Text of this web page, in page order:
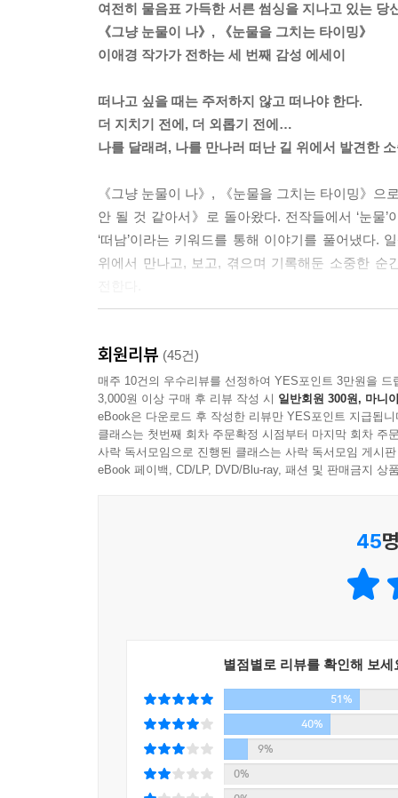
소소한 일상의 소리가 독주를 마치면 아침의 소
진다는 것. 그래서 그 소리가 들리지 않으면 그 소
_189p 외로움을 달래는 일상의 소리들 중에서
---본문 중에서
여전히 물음표 가득한 서른 썸싱을 지나고 있는 당
《그냥 눈물이 나》, 《눈물을 그치는 타이밍》
이애경 작가가 전하는 세 번째 감성 에세이
떠나고 싶을 때는 주저하지 않고 떠나야 한다.
더 지치기 전에, 더 외롭기 전에…
나를 달래려, 나를 만나러 떠난 길 위에서 발견한
《그냥 눈물이 나》, 《눈물을 그치는 타이밍》
안 될 것 같아서》로 돌아왔다. 전작들에서 ‘눈물
‘떠남’이라는 키워드를 통해 이야기를 풀어냈다
위에서 만나고, 보고, 겪으며 기록해둔 소중한 순
서른을 기점으로 수많은 이들이 겪는 불안하고도
할지 답은 점점 더 선명해지지 않는다는 데 있
끊임없이 선택의 기로에 서게 한다. 누군가는 삼
어렵다.
지내냐는 물음에 “그냥 똑같지 뭐.”라고 대답하
벗어나거나 때론 외면함으로써 답답했던 현실을
내가 누구인지 더 잘 알게 되고
훌쩍 어디론가 떠나고 싶을 때, 당신과 나누고 싶은
여행이 매번 인생의 해답을 찾게 해주진 않지만
우문현답처럼 새로운 깨달음을 얻게 하고, 철저
회원리뷰 (45건)
매주 10건의 우수리뷰를 선정하여 YES포인트 3만원을 드
3,000원 이상 구매 후 리뷰 작성 시 일반회원 300원, 마니
eBook은 다운로드 후 작성한 리뷰만 YES포인트 지급됩니
클래스는 첫번째 회차 주문확정 시점부터 마지막 회차 주
사락 독서모임으로 진행된 클래스는 사락 독서모임 게시
eBook 페이백, CD/LP, DVD/Blu-ray, 패션 및 판매금지 상
45
별점별로 리뷰를 확인해 보세
51%
40%
9%
0%